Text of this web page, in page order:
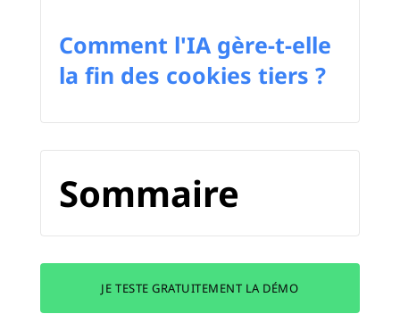
Comment l'IA gère-t-elle
la fin des cookies tiers ?
Sommaire
JE TESTE GRATUITEMENT LA DÉMO